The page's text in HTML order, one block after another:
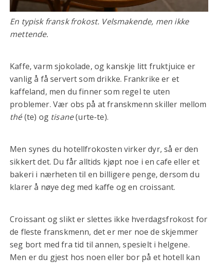
En typisk fransk frokost. Velsmakende, men ikke
mettende.
Kaffe, varm sjokolade, og kanskje litt fruktjuice er
vanlig å få servert som drikke. Frankrike er et
kaffeland, men du finner som regel te uten
problemer. Vær obs på at franskmenn skiller mellom
thé(te) og tisane(urte-te).
Men synes du hotellfrokosten virker dyr, så er den
sikkert det. Du får alltids kjøpt noe i en cafe eller et
bakeri i nærheten til en billigere penge, dersom du
klarer å nøye deg med kaffe og en croissant.
Croissant og slikt er slettes ikke hverdagsfrokost for
de fleste franskmenn, det er mer noe de skjemmer
seg bort med fra tid til annen, spesielt i helgene.
Men er du gjest hos noen eller bor på et hotell kan